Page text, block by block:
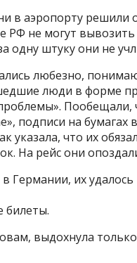
в аэропорту решили
РФ не могут
одну штуку они не
любезно,
люди в форме
подписи на
указала, что их
На рейс они
Германии, их
билеты.
выдохнула